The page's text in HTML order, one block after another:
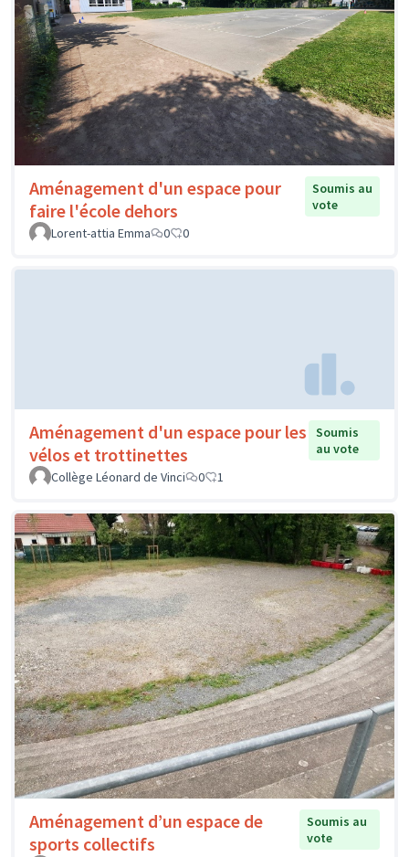
Aménagement d'un espace pour
faire l'école dehors
Soumis au
vote
Lorent-attia Emma
0 0
Aménagement d'un espace pour les
vélos et trottinettes
Soumis
au vote
Collège Léonard de Vinci
0 1
Aménagement d’un espace de
sports collectifs
Soumis au
vote